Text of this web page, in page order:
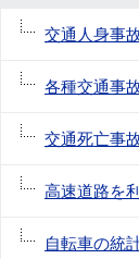
交通人身事
各種交通事
交通死亡事
高速道路を
自転車の統